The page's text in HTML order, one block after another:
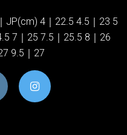
JP(cm) 4｜22.5 4.5｜23 5
7｜25 7.5｜25.5 8｜26
9.5｜27